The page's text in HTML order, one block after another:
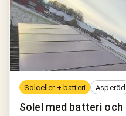
Solceller + batteri Äsperöd
Solel med batteri